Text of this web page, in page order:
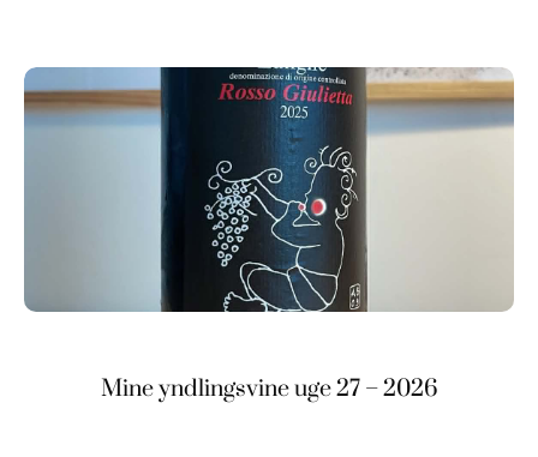
Mine yndlingsvine uge 27 – 2026